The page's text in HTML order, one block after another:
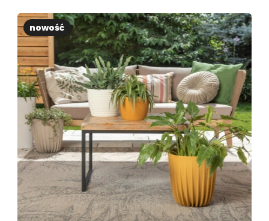
atmosferyczne z eleganckim wyglądem. Nasza
oferta wysokich donic ogrodowych jest niezwykle
różnorodna, więc na pewno znajdziesz u nas
modele odpowiadające Twoim upodobaniom.
Dlaczego warto zdecydować się na wysokie
donice ogrodowe?
Wybór wysokich donic ogrodowych niesie ze
sobą wiele korzyści. Przede wszystkim pozwalają
na wyeksponowanie wszystkich atutów
znajdujących się w nich roślin. Pięknie prezentują
się w nich zarówno kwiaty i trawy ozdobne, jak i
krzewy i drzewa. Dzięki temu wysokie donice
nowość